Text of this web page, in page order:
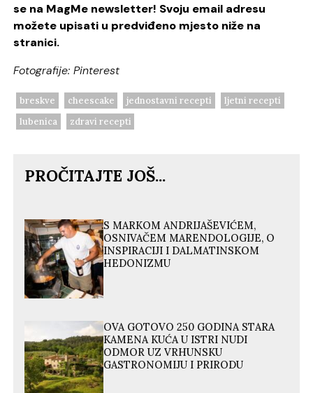
se na MagMe newsletter! Svoju email adresu
možete upisati u predviđeno mjesto niže na
stranici.
Fotografije: Pinterest
breskve cheescake jednostavni recepti
ljetni recepti
lubenica
zdravi recepti
PROČITAJTE JOŠ...
S MARKOM ANDRIJAŠEVIĆEM,
OSNIVAČEM MARENDOLOGIJE, O
INSPIRACIJI I DALMATINSKOM
HEDONIZMU
OVA GOTOVO 250 GODINA STARA
KAMENA KUĆA U ISTRI NUDI
ODMOR UZ VRHUNSKU
GASTRONOMIJU I PRIRODU